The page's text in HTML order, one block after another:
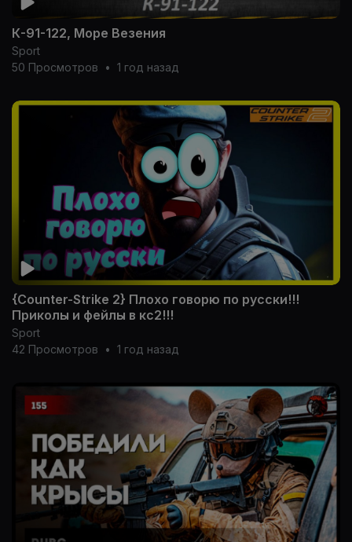
К-91-122, Море Везения
Sport
50 Просмотров
• 1 год назад
{Counter-Strike 2} Плохо говорю по русски!!!
Приколы и фейлы в кс2!!!
Sport
42 Просмотров
• 1 год назад